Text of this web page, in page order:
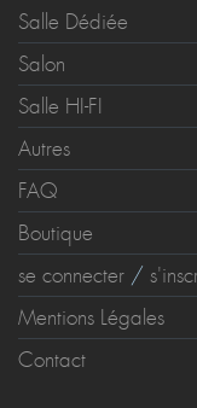
Salle Dédiée
Salon
Salle HI-FI
Autres
FAQ
Boutique
se connecter /
Mentions Légales
Contact